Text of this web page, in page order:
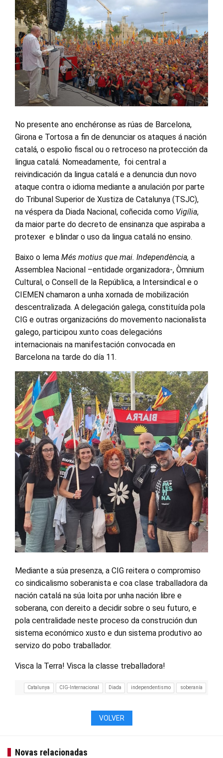
No presente ano enchéronse as rúas de Barcelona,
Girona e Tortosa a fin de denunciar os ataques á nación
catalá, o espolio fiscal ou o retroceso na protección da
lingua catalá. Nomeadamente, foi central a
reivindicación da lingua catalá e a denuncia dun novo
ataque contra o idioma mediante a anulación por parte
do Tribunal Superior de Xustiza de Catalunya (TSJC),
na véspera da Diada Nacional, coñecida como Vigília,
da maior parte do decreto de ensinanza que aspiraba a
protexer e blindar o uso da lingua catalá no ensino.
Baixo o lema Més motius que mai. Independència, a
Assemblea Nacional –entidade organizadora-, Òmnium
Cultural, o Consell de la República, a Intersindical e o
CIEMEN chamaron a unha xornada de mobilización
descentralizada. A delegación galega, constituída pola
CIG e outras organizacións do movemento nacionalista
galego, participou xunto coas delegacións
internacionais na manifestación convocada en
Barcelona na tarde do día 11.
Mediante a súa presenza, a CIG reitera o compromiso
co sindicalismo soberanista e coa clase traballadora da
nación catalá na súa loita por unha nación libre e
soberana, con dereito a decidir sobre o seu futuro, e
pola centralidade neste proceso da construción dun
sistema económico xusto e dun sistema produtivo ao
servizo do pobo traballador.
Visca la Terra! Visca la classe treballadora!
Catalunya CIG-Internacional Diada independentismo soberanía
VOLVER
Novas relacionadas